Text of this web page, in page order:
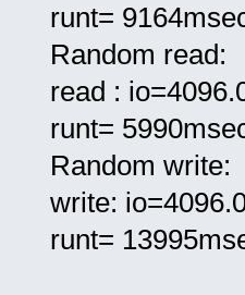
runt=
Random read:
read :
runt=
Random write:
write:
runt=